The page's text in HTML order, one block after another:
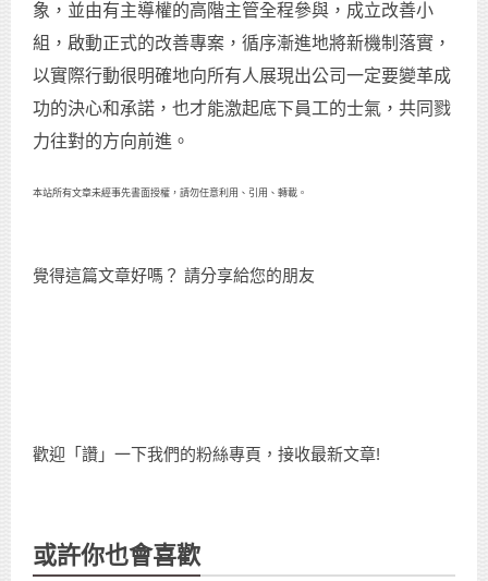
象，並由有主導權的高階主管全程參與，成立改善小
組，啟動正式的改善專案，循序漸進地將新機制落實，
以實際行動很明確地向所有人展現出公司一定要變革成
功的決心和承諾，也才能激起底下員工的士氣，共同戮
力往對的方向前進。
本站所有文章未經事先書面授權，請勿任意利用、引用、轉載。
覺得這篇文章好嗎？ 請分享給您的朋友
歡迎「讚」一下我們的粉絲專頁，接收最新文章!
或許你也會喜歡